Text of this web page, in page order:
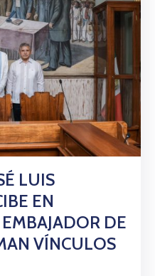
LUIS
EN
DE
VÍNCULOS